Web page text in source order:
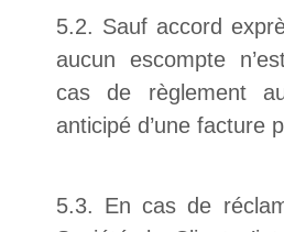
5.2. Sauf accord
aucun escompte
cas de règlement
anticipé d’une facture
5.3. En cas de